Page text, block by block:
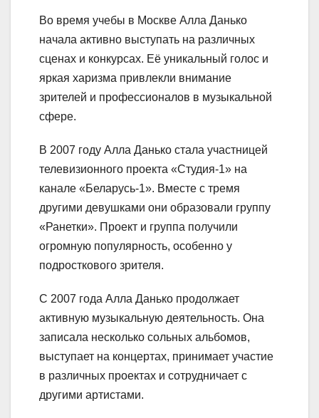
Во время учебы в Москве Алла Данько
начала активно выступать на различных
сценах и конкурсах. Её уникальный голос и
яркая харизма привлекли внимание
зрителей и профессионалов в музыкальной
сфере.
В 2007 году Алла Данько стала участницей
телевизионного проекта «Студия-1» на
канале «Беларусь-1». Вместе с тремя
другими девушками они образовали группу
«Ранетки». Проект и группа получили
огромную популярность, особенно у
подросткового зрителя.
С 2007 года Алла Данько продолжает
активную музыкальную деятельность. Она
записала несколько сольных альбомов,
выступает на концертах, принимает участие
в различных проектах и сотрудничает с
другими артистами.